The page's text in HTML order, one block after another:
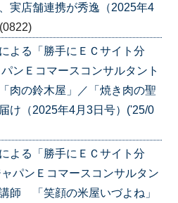
実店舗連携が秀逸（2025年4
(0822)
よる「勝手にＥＣサイト分
ンＥコマースコンサルタント
の鈴木屋」／「焼き肉の聖
け（2025年4月3日号）('25/0
よる「勝手にＥＣサイト分
ンＥコマースコンサルタン
師 「笑顔の米屋いづよね」